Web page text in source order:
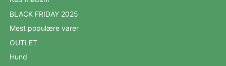
BLACK FRIDAY 2025
Mest populære varer
OUTLET
Hund